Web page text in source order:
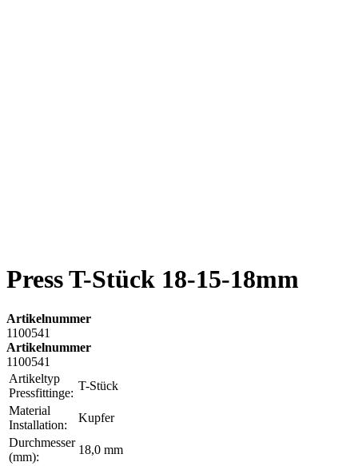
Press T-Stück 18-15-18mm
Artikelnummer
1100541
Artikelnummer
1100541
Artikeltyp
Pressfittinge:
T-Stück
Material
Installation:
Kupfer
Durchmesser
(mm):
18,0 mm